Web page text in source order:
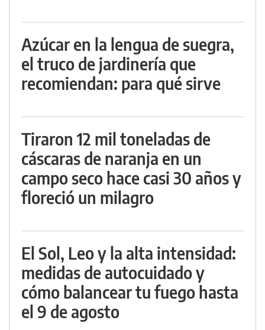
Azúcar en la lengua de suegra,
el truco de jardinería que
recomiendan: para qué sirve
Tiraron 12 mil toneladas de
cáscaras de naranja en un
campo seco hace casi 30 años y
floreció un milagro
El Sol, Leo y la alta intensidad:
medidas de autocuidado y
cómo balancear tu fuego hasta
el 9 de agosto